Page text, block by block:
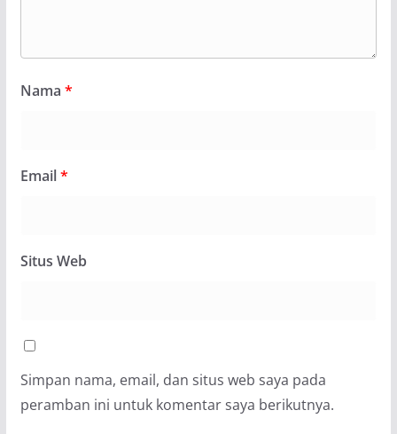
Nama *
Email*
Situs Web
Simpan nama, email, dan situs web saya pada
peramban ini untuk komentar saya berikutnya.